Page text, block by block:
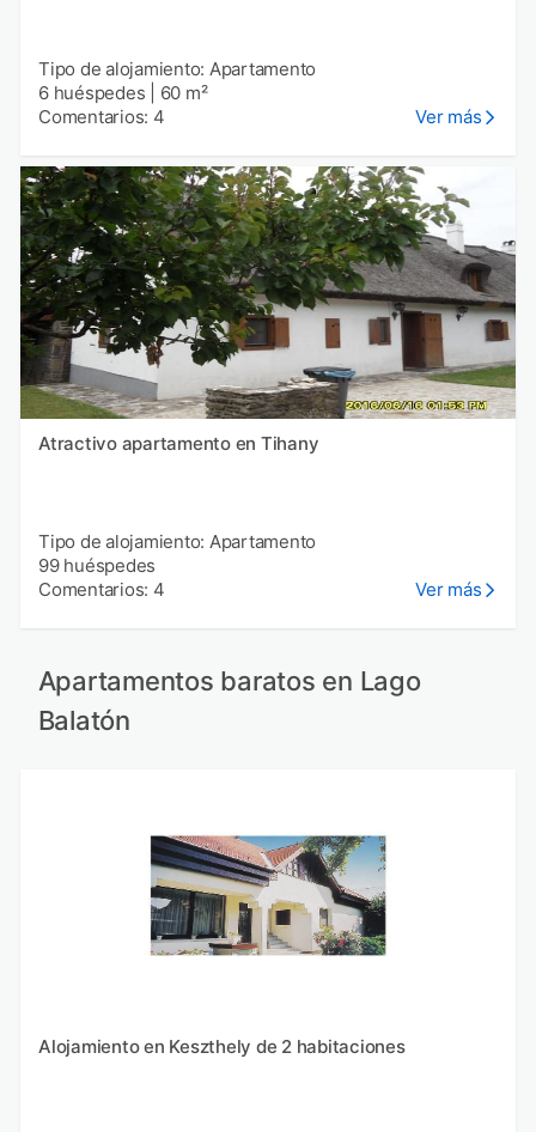
Tipo de alojamiento: Apartamento
6 huéspedes
60 m²
Comentarios: 4
Ver más
Atractivo apartamento en Tihany
Tipo de alojamiento: Apartamento
99 huéspedes
Comentarios: 4
Ver más
Apartamentos baratos en Lago
Balatón
Alojamiento en Keszthely de 2 habitaciones